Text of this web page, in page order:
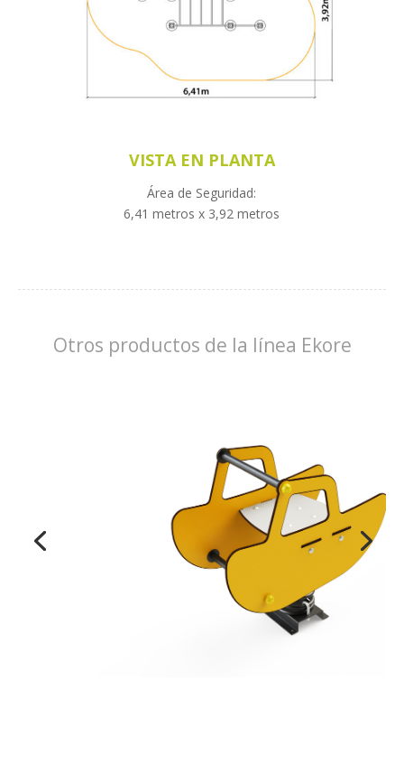
VISTA EN PLANTA
Área de Seguridad:
6,41 metros x 3,92 metros
Otros productos de la línea Ekore